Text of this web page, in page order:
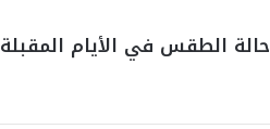
حالة الطقس في الأيام المقبلة